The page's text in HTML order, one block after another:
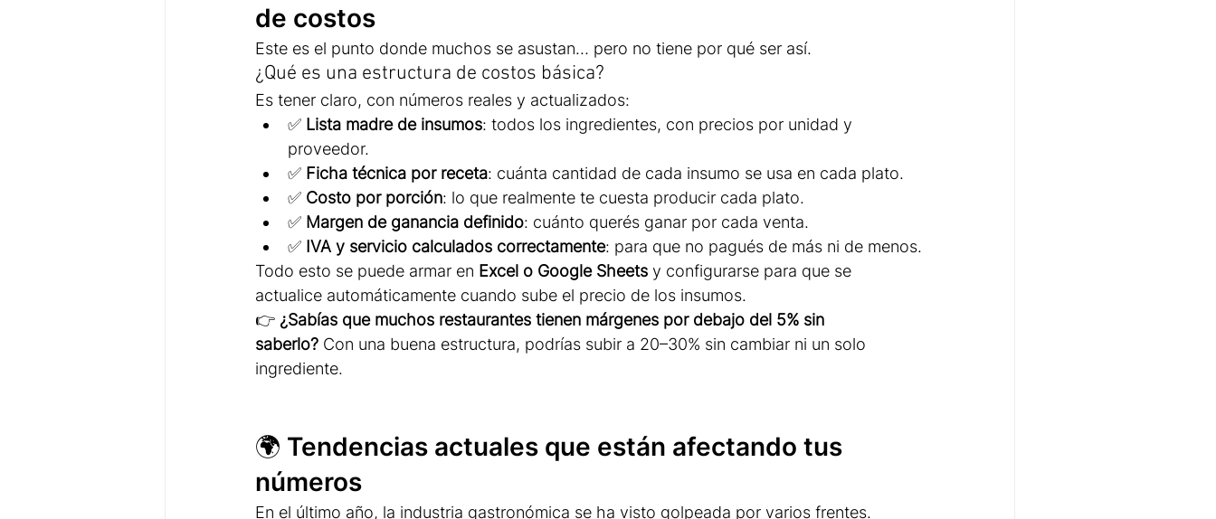
de costos
Este es el punto donde muchos se asustan… pero no tiene por qué ser así.
¿Qué es una estructura de costos básica?
Es tener claro, con números reales y actualizados:
✅ Lista madre de insumos: todos los ingredientes, con precios por unidad y
proveedor.
✅ Ficha técnica por receta: cuánta cantidad de cada insumo se usa en cada plato.
✅ Costo por porción: lo que realmente te cuesta producir cada plato.
✅ Margen de ganancia definido: cuánto querés ganar por cada venta.
✅ IVA y servicio calculados correctamente: para que no pagués de más ni de menos.
Todo esto se puede armar en Excel o Google Sheets y configurarse para que se
actualice automáticamente cuando sube el precio de los insumos.
👉 ¿Sabías que muchos restaurantes tienen márgenes por debajo del 5% sin
saberlo? Con una buena estructura, podrías subir a 20–30% sin cambiar ni un solo
ingrediente.
🌍 Tendencias actuales que están afectando tus
números
En el último año, la industria gastronómica se ha visto golpeada por varios frentes.